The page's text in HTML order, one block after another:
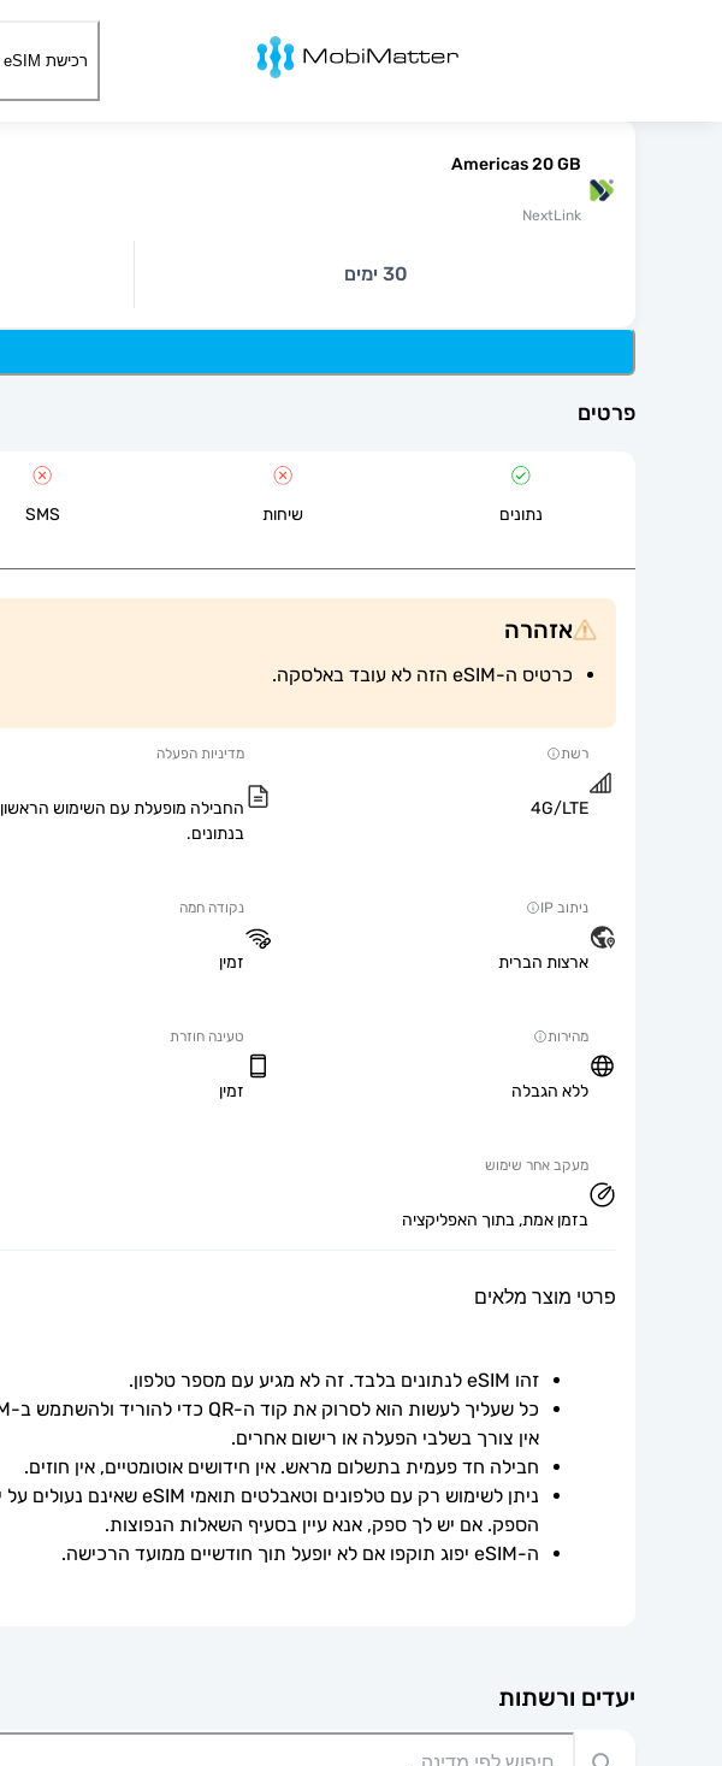
רכישת eSIM
Americas 20 GB
NextLink
30 ימים
פרטים
נתונים שיחות SMS
אזהרה
כרטיס ה-eSIM הזה לא עובד באלסקה.
רשת
4G/LTE
מדיניות הפעלה
החבילה מופעלת עם השימוש הראשון
בנתונים.
ניתוב IP
ארצות הברית
נקודה חמה
זמין
מהירות
ללא הגבלה
טעינה חוזרת
זמין
מעקב אחר שימוש
בזמן אמת, בתוך האפליקציה
פרטי מוצר מלאים
זהו eSIM לנתונים בלבד. זה לא מגיע עם מספר טלפון.
אין צורך בשלבי הפעלה או רישום אחרים.
חבילה חד פעמית בתשלום מראש. אין חידושים אוטומטיים, אין חוזים.
הספק. אם יש לך ספק, אנא עיין בסעיף השאלות הנפוצות.
ה-eSIM יפוג תוקפו אם לא יופעל תוך חודשיים ממועד הרכישה.
יעדים ורשתות